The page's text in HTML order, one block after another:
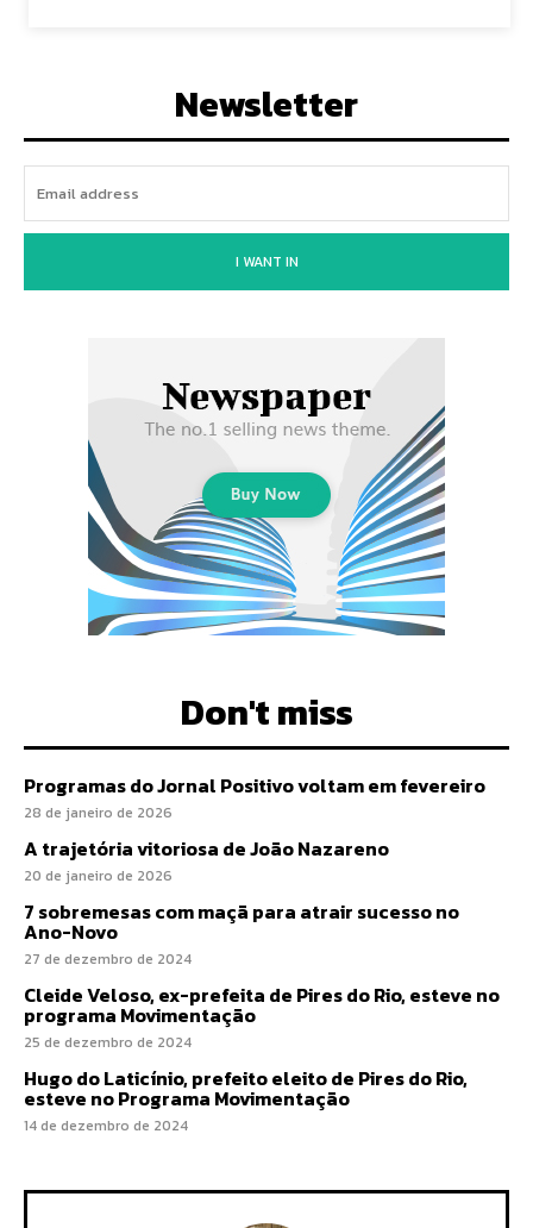
Newsletter
I WANT IN
Don't miss
Programas do Jornal Positivo voltam em fevereiro
28 de janeiro de 2026
A trajetória vitoriosa de João Nazareno
20 de janeiro de 2026
7 sobremesas com maçã para atrair sucesso no
Ano-Novo
27 de dezembro de 2024
Cleide Veloso, ex-prefeita de Pires do Rio, esteve no
programa Movimentação
25 de dezembro de 2024
Hugo do Laticínio, prefeito eleito de Pires do Rio,
esteve no Programa Movimentação
14 de dezembro de 2024